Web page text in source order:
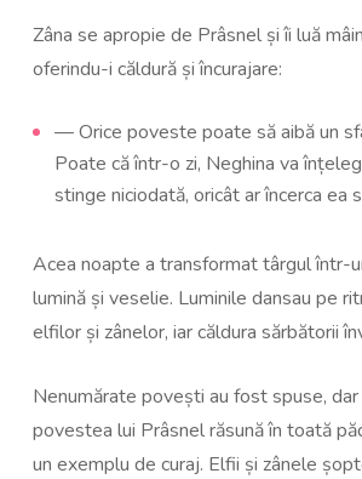
Zâna se apropie de Prâsnel și îi luă
oferindu-i căldură și încurajare:
— Orice poveste poate să aibă un
Poate că într-o zi, Neghina va
stinge niciodată, oricât ar încerca ea
Acea noapte a transformat târgul într-
lumină și veselie. Luminile dansau pe
elfilor și zânelor, iar căldura sărbătorii
Nenumărate povești au fost spuse, dar
povestea lui Prâsnel răsună în toată
un exemplu de curaj. Elfii și zânele